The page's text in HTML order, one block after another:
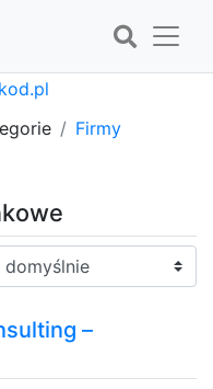
Firmy
–